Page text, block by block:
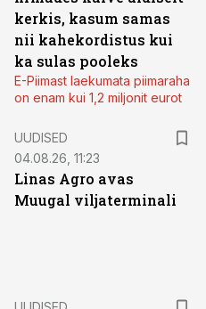
kerkis, kasum samas
nii kahekordistus kui
ka sulas pooleks
E-Piimast laekumata piimaraha
on enam kui 1,2 miljonit eurot
UUDISED
04.08.26, 11:23
Linas Agro avas
Muugal viljaterminali